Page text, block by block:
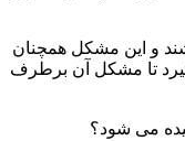
و این مشکل همچنان
گیرد تا مشکل آن برطرف
می شود؟